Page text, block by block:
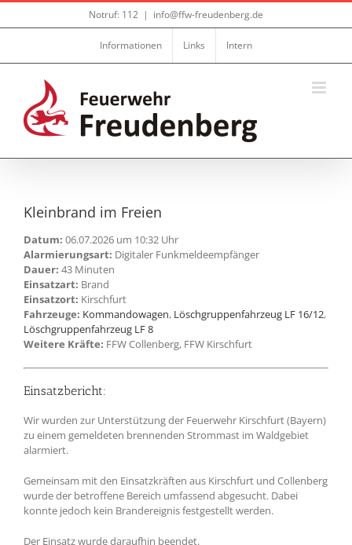
Zum
Notruf: 112 | info@ffw-freudenberg.de
Informationen Links Intern
Kleinbrand im Freien
Datum: 06.07.2026 um 10:32 Uhr
Alarmierungsart: Digitaler Funkmeldeempfänger
Dauer: 43 Minuten
Einsatzart: Brand
Einsatzort: Kirschfurt
Fahrzeuge: Kommandowagen, Löschgruppenfahrzeug LF 16/12,
Löschgruppenfahrzeug LF 8
Weitere Kräfte: FFW Collenberg, FFW Kirschfurt
Einsatzbericht:
Wir wurden zur Unterstützung der Feuerwehr Kirschfurt (Bayern)
zu einem gemeldeten brennenden Strommast im Waldgebiet
alarmiert.
Gemeinsam mit den Einsatzkräften aus Kirschfurt und Collenberg
wurde der betroffene Bereich umfassend abgesucht. Dabei
konnte jedoch kein Brandereignis festgestellt werden.
Der Einsatz wurde daraufhin beendet.